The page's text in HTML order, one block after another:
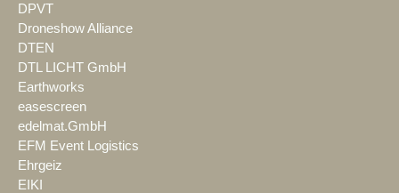
DPVT
Droneshow Alliance
DTEN
DTL LICHT GmbH
Earthworks
easescreen
edelmat.GmbH
EFM Event Logistics
Ehrgeiz
EIKI